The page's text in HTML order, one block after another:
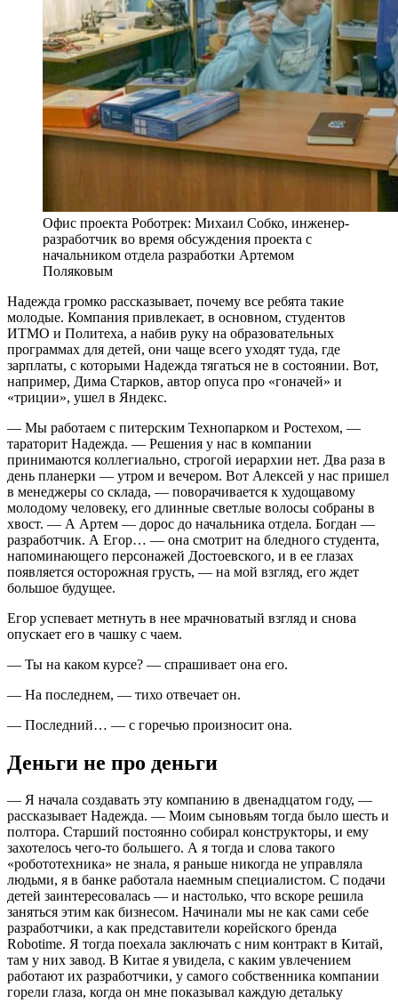
Офис проекта Роботрек: Михаил Собко, инженер-
разработчик во время обсуждения проекта с
начальником отдела разработки Артемом
Поляковым
Надежда громко рассказывает, почему все ребята такие
молодые. Компания привлекает, в основном, студентов
ИТМО и Политеха, а набив руку на образовательных
программах для детей, они чаще всего уходят туда, где
зарплаты, с которыми Надежда тягаться не в состоянии. Вот,
например, Дима Старков, автор опуса про «гоначей» и
«триции», ушел в Яндекс.
— Мы работаем с питерским Технопарком и Ростехом, —
тараторит Надежда. — Решения у нас в компании
принимаются коллегиально, строгой иерархии нет. Два раза в
день планерки — утром и вечером. Вот Алексей у нас пришел
в менеджеры со склада, — поворачивается к худощавому
молодому человеку, его длинные светлые волосы собраны в
хвост. — А Артем — дорос до начальника отдела. Богдан —
разработчик. А Егор… — она смотрит на бледного студента,
напоминающего персонажей Достоевского, и в ее глазах
появляется осторожная грусть, — на мой взгляд, его ждет
большое будущее.
Егор успевает метнуть в нее мрачноватый взгляд и снова
опускает его в чашку с чаем.
— Ты на каком курсе? — спрашивает она его.
— На последнем, — тихо отвечает он.
— Последний… — с горечью произносит она.
Деньги не про деньги
— Я начала создавать эту компанию в двенадцатом году, —
рассказывает Надежда. — Моим сыновьям тогда было шесть и
полтора. Старший постоянно собирал конструкторы, и ему
захотелось чего-то большего. А я тогда и слова такого
«робототехника» не знала, я раньше никогда не управляла
людьми, я в банке работала наемным специалистом. С подачи
детей заинтересовалась — и настолько, что вскоре решила
заняться этим как бизнесом. Начинали мы не как сами себе
разработчики, а как представители корейского бренда
Robotime. Я тогда поехала заключать с ним контракт в Китай,
там у них завод. В Китае я увидела, с каким увлечением
работают их разработчики, у самого собственника компании
горели глаза, когда он мне показывал каждую детальку